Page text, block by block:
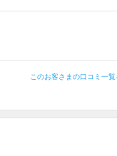
このお客さまの口コミ一